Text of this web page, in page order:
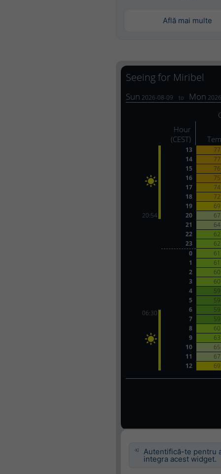
Află mai multe
Autentifică-te pentru
integra acest widget.